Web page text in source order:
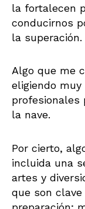
la fortalecen
conducirnos
la superación.
Algo que me
eligiendo muy
profesionales
la nave.
Por cierto,
incluida una
artes y
que son